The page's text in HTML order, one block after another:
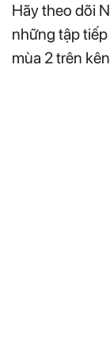
Hãy theo dõi
những tập
mùa 2 trên